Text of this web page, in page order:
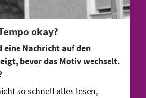
okay?
eine Nachricht auf den
bevor das Motiv wechselt.
so schnell alles lesen,